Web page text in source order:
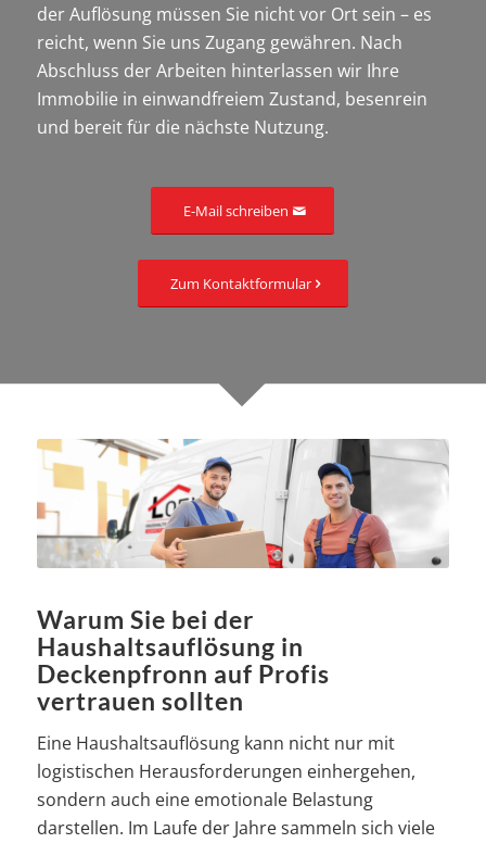
der Auflösung müssen Sie nicht vor Ort sein – es
reicht, wenn Sie uns Zugang gewähren. Nach
Abschluss der Arbeiten hinterlassen wir Ihre
Immobilie in einwandfreiem Zustand, besenrein
und bereit für die nächste Nutzung.
E-Mail schreiben
Zum Kontaktformular
Warum Sie bei der
Haushaltsauflösung in
Deckenpfronn auf Profis
vertrauen sollten
Eine Haushaltsauflösung kann nicht nur mit
logistischen Herausforderungen einhergehen,
sondern auch eine emotionale Belastung
darstellen. Im Laufe der Jahre sammeln sich viele